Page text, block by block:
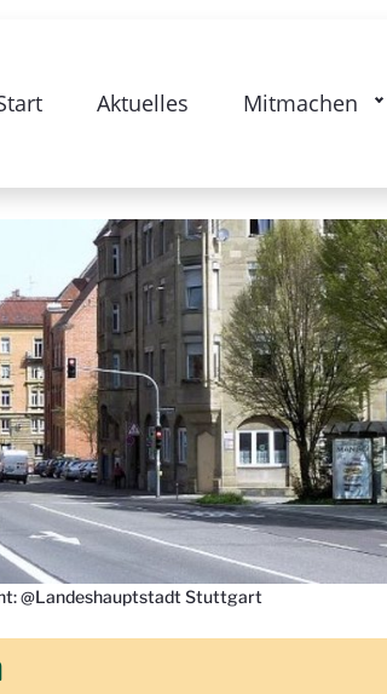
Aktuelles Mitmachen
@Landeshauptstadt Stuttgart